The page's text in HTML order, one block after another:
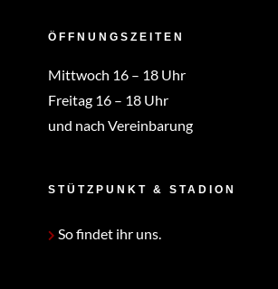
ÖFFNUNGSZEITEN
Mittwoch 16 – 18 Uhr
Freitag 16 – 18 Uhr
und nach Vereinbarung
STÜTZPUNKT & STADION
So findet ihr uns.